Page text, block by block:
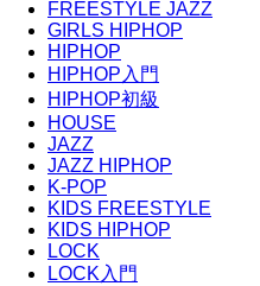
FREESTYLE JAZZ
GIRLS HIPHOP
HIPHOP
HIPHOP入門
HIPHOP初級
HOUSE
JAZZ
JAZZ HIPHOP
K-POP
KIDS FREESTYLE
KIDS HIPHOP
LOCK
LOCK入門